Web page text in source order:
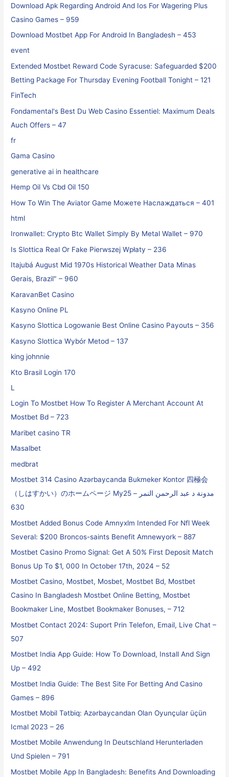
Download Apk Regarding Android And Ios For Wagering Plus
Casino Games – 959
Download Mostbet App For Android In Bangladesh – 453
event
Extended Mostbet Reward Code Syracuse: Safeguarded $200
Betting Package For Thursday Evening Football Tonight – 121
FinTech
Fondamental's Best Du Web Casino Essentiel: Maximum Deals
Auch Offers – 47
fr
Gama Casino
generative ai in healthcare
Hemp Oil Vs Cbd Oil 150
How To Win The Aviator Game Можете Наслаждаться – 401
html
Ironwallet: Crypto Btc Wallet Simply By Metal Wallet – 970
Is Slottica Real Or Fake Pierwszej Wpłaty – 236
Itajubá August Mid 1970s Historical Weather Data Minas
Gerais, Brazil" – 960
KaravanBet Casino
Kasyno Online PL
Kasyno Slottica Logowanie Best Online Casino Payouts – 356
Kasyno Slottica Wybór Metod – 137
king johnnie
Kto Brasil Login 170
L
Login To Mostbet How To Register A Merchant Account At
Mostbet Bd – 723
Maribet casino TR
Masalbet
medbrat
Mostbet 314 Casino Azərbaycanda Bukmeker Kontor 四極会
（しはすかい）のホームページ My25 مدونة د عبد الرحمن النمر –
630
Mostbet Added Bonus Code Amnyxlm Intended For Nfl Week
Several: $200 Broncos-saints Benefit Amnewyork – 887
Mostbet Casino Promo Signal: Get A 50% First Deposit Match
Bonus Up To $1, 000 In October 17th, 2024 – 52
Mostbet Casino, Mostbet, Mosbet, Mostbet Bd, Mostbet
Casino In Bangladesh Mostbet Online Betting, Mostbet
Bookmaker Line, Mostbet Bookmaker Bonuses, – 712
Mostbet Contact 2024: Suport Prin Telefon, Email, Live Chat –
507
Mostbet India App Guide: How To Download, Install And Sign
Up – 492
Mostbet India Guide: The Best Site For Betting And Casino
Games – 896
Mostbet Mobil Tətbiq: Azərbaycandan Olan Oyunçular üçün
Icmal 2023 – 26
Mostbet Mobile Anwendung In Deutschland Herunterladen
Und Spielen – 791
Mostbet Mobile App In Bangladesh: Benefits And Downloading